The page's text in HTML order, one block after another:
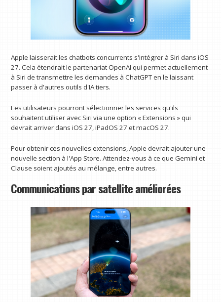
Apple laisserait les chatbots concurrents s'intégrer à Siri dans iOS
27. Cela étendrait le partenariat OpenAI qui permet actuellement
à Siri de transmettre les demandes à ChatGPT en le laissant
passer à d'autres outils d'IA tiers.
Les utilisateurs pourront sélectionner les services qu'ils
souhaitent utiliser avec Siri via une option « Extensions » qui
devrait arriver dans iOS 27, iPadOS 27 et macOS 27.
Pour obtenir ces nouvelles extensions, Apple devrait ajouter une
nouvelle section à l'App Store. Attendez-vous à ce que Gemini et
Clause soient ajoutés au mélange, entre autres.
Communications par satellite améliorées